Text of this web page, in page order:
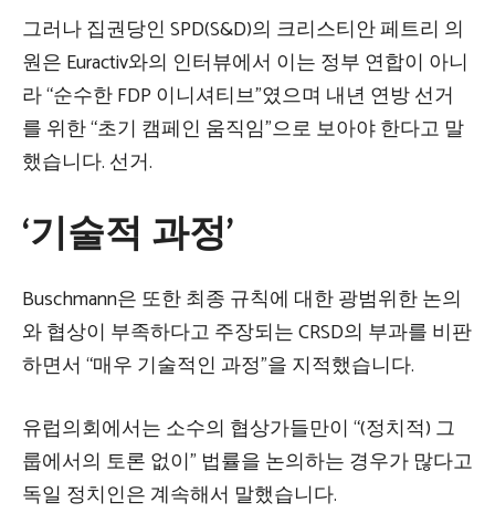
그러나 집권당인 SPD(S&D)의 크리스티안 페트리 의
원은 Euractiv와의 인터뷰에서 이는 정부 연합이 아니
라 “순수한 FDP 이니셔티브”였으며 내년 연방 선거
를 위한 “초기 캠페인 움직임”으로 보아야 한다고 말
했습니다. 선거.
‘기술적 과정’
Buschmann은 또한 최종 규칙에 대한 광범위한 논의
와 협상이 부족하다고 주장되는 CRSD의 부과를 비판
하면서 “매우 기술적인 과정”을 지적했습니다.
유럽의회에서는 소수의 협상가들만이 “(정치적) 그
룹에서의 토론 없이” 법률을 논의하는 경우가 많다고
독일 정치인은 계속해서 말했습니다.